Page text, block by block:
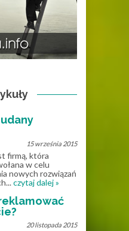
udany
15 września 2015
firmą, która
w celu
nowych rozwiązań
czytaj dalej »
20 listopada 2015